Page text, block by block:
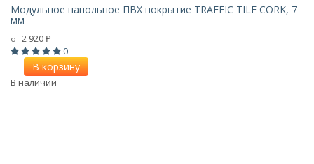
Модульное напольное ПВХ покрытие TRAFFIC TILE CORK, 7
мм
от 2 920 ₽
0
В корзину
В наличии